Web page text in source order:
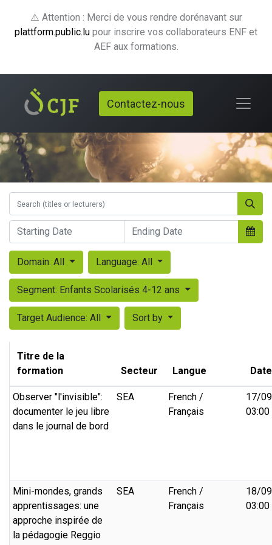
⚠️ Attention : Merci de vous rendre dorénavant sur
plattform.public.lu pour inscrire vos collaborateurs ENF et
AEF aux formations.
Contactez-nous
Domain: All Language: All
Segment: Enfants Scolarisés 4-12 ans
Target Audience: All Sort by
Titre de la
formation
Secteur Langue Date
Observer "l'invisible":
documenter le jeu libre
dans le journal de bord
SEA
French /
Français
17/
03:00
Mini-mondes, grands
apprentissages: une
approche inspirée de
la pédagogie Reggio
SEA
French /
Français
18/
03:00